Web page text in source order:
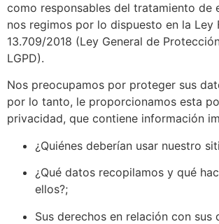
como responsables del tratamiento de
nos regimos por lo dispuesto en la Ley
13.709/2018 (Ley General de
LGPD).
Nos preocupamos por proteger sus
por lo tanto, le proporcionamos esta
privacidad, que contiene información
¿Quiénes deberían usar nuestro
¿Qué datos recopilamos y qué
ellos?;
Sus derechos en relación con sus